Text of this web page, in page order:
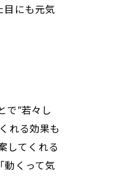
目にも元気
で“若々し
れる効果も
してくれる
動くって気